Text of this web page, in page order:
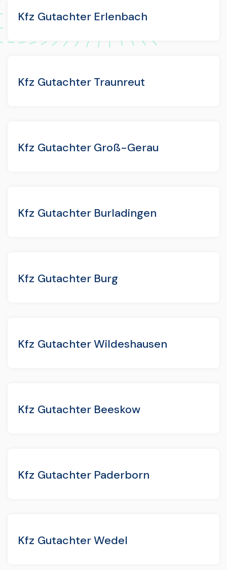
Kfz Gutachter Erlenbach
Kfz Gutachter Traunreut
Kfz Gutachter Groß-Gerau
Kfz Gutachter Burladingen
Kfz Gutachter Burg
Kfz Gutachter Wildeshausen
Kfz Gutachter Beeskow
Kfz Gutachter Paderborn
Kfz Gutachter Wedel